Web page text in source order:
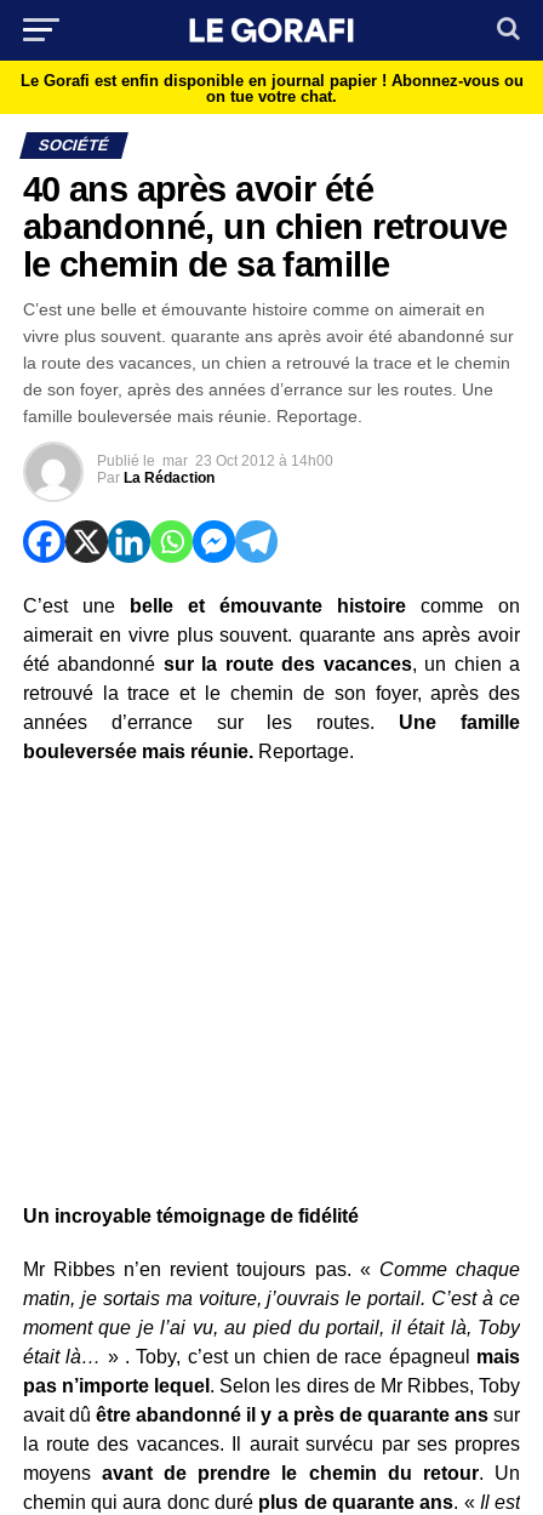
Le Gorafi est enfin disponible en journal papier ! Abonnez-vous ou
on tue votre chat.
SOCIÉTÉ
40 ans après avoir été
abandonné, un chien retrouve
le chemin de sa famille
C’est une belle et émouvante histoire comme on aimerait en
vivre plus souvent. quarante ans après avoir été abandonné sur
la route des vacances, un chien a retrouvé la trace et le chemin
de son foyer, après des années d’errance sur les routes. Une
famille bouleversée mais réunie. Reportage.
Publié le mar 23 Oct 2012 à 14h00
Par La Rédaction
C’est une belle et émouvante histoire comme on
aimerait en vivre plus souvent. quarante ans après avoir
été abandonné sur la route des vacances, un chien a
retrouvé la trace et le chemin de son foyer, après des
années d’errance sur les routes. Une famille
bouleversée mais réunie.Reportage.
Un incroyable témoignage de fidélité
Mr Ribbes n’en revient toujours pas. « Comme chaque
matin, je sortais ma voiture, j’ouvrais le portail. C’est à ce
moment que je l’ai vu, au pied du portail, il était là, Toby
était là… » . Toby, c’est un chien de race épagneul mais
pas n’importe lequel . Selon les dires de Mr Ribbes, Toby
avait dû être abandonné il y a près de quarante ans sur
la route des vacances. Il aurait survécu par ses propres
moyens avant de prendre le chemin du retour. Un
chemin qui aura donc duré plus de quarante ans. « Il est